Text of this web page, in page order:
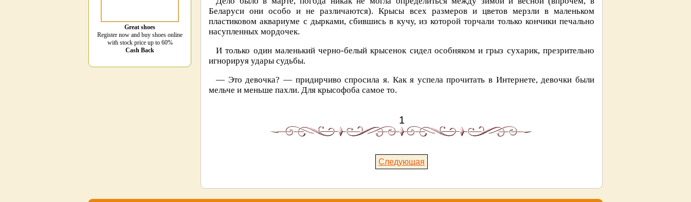
Беларуси они особо и не различаются). Крысы всех размеров и цветов мерзли в маленьком
пластиковом аквариуме с дырками, сбившись в кучу, из которой торчали только кончики печально
насупленных мордочек.
И только один маленький черно-белый крысенок сидел особняком и грыз сухарик, презрительно
игнорируя удары судьбы.
— Это девочка? — придирчиво спросила я. Как я успела прочитать в Интернете, девочки были
мельче и меньше пахли. Для крысофоба самое то.
1
Следующая
Great shoes
Register now and buy shoes online
with stock price up to 60%
Cash Back